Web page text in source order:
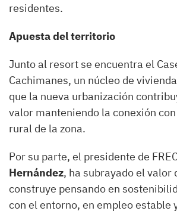
residentes.
Apuesta del territorio
Junto al resort se encuentra el
Cachimanes, un núcleo de
que la nueva urbanización
valor manteniendo la conexión
rural de la zona.
Por su parte, el presidente de
Hernández, ha subrayado el valor
construye pensando en
con el entorno, en empleo estable